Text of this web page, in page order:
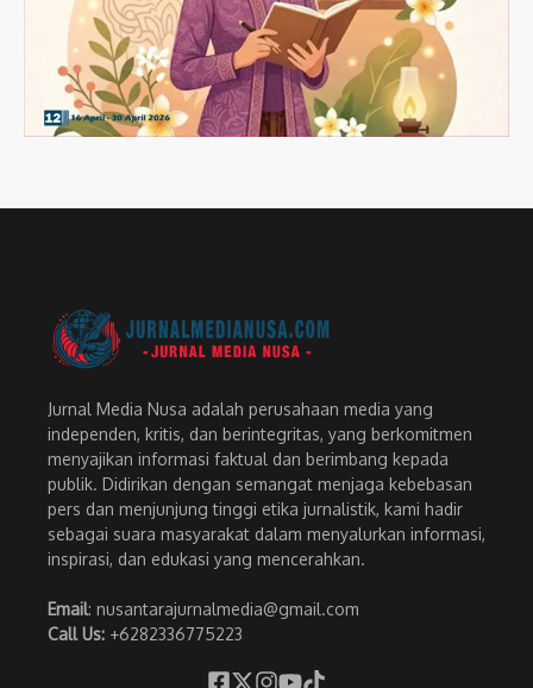
Jurnal Media Nusa adalah perusahaan media yang
independen, kritis, dan berintegritas, yang berkomitmen
menyajikan informasi faktual dan berimbang kepada
publik. Didirikan dengan semangat menjaga kebebasan
pers dan menjunjung tinggi etika jurnalistik, kami hadir
sebagai suara masyarakat dalam menyalurkan informasi,
inspirasi, dan edukasi yang mencerahkan.
Email: nusantarajurnalmedia@gmail.com
Call Us: +6282336775223